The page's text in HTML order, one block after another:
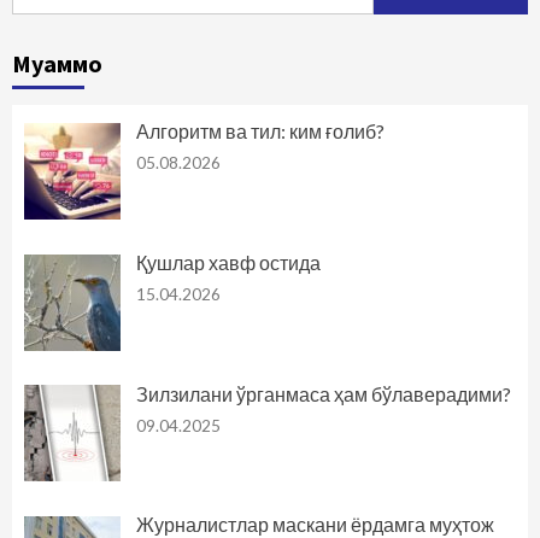
Муаммо
Алгоритм ва тил: ким ғолиб?
05.08.2026
Қушлар хавф остида
15.04.2026
Зилзилани ўрганмаса ҳам бўлаверадими?
09.04.2025
Журналистлар маскани ёрдамга муҳтож